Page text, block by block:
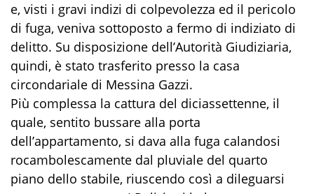
e, visti i gravi indizi di colpevolezza ed il pericolo
di fuga, veniva sottoposto a fermo di indiziato di
delitto. Su disposizione dell’Autorità Giudiziaria,
quindi, è stato trasferito presso la casa
circondariale di Messina Gazzi.
Più complessa la cattura del diciassettenne, il
quale, sentito bussare alla porta
dell’appartamento, si dava alla fuga calandosi
rocambolescamente dal pluviale del quarto
piano dello stabile, riuscendo così a dileguarsi